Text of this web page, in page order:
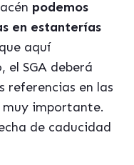
podemos
en estanterías
aquí
SGA deberá
referencias en las
importante.
de caducidad